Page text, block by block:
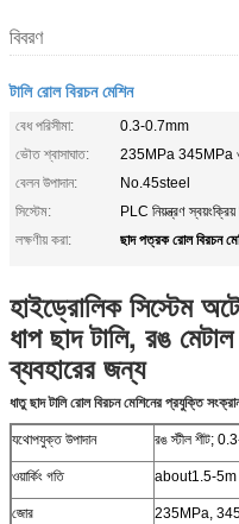
বিবরণ
টালি রোল বিরচন মেশিন
বেধ পরিসীমা:
0.3-0.7mm
ভৌত শ্বাসাঘাত:
235MPa 345MPa
বেলন উপাদান:
No.45steel
সিস্টেম:
PLC নিয়ন্ত্রণ স্বয়ংক্রিয়
লক্ষণীয় করা:
ছাদ পত্রক রোল বিরচন
হাইড্রোলিক সিস্টেম
ধাপ ছাদ টালি, রঙ
ব্যবহারের জন্য
ধাতু ছাদ টালি রোল বিরচন মেশিনের প্রযুক্তি
যথোপযুক্ত উপাদান রঙ স্টীল শীট;
ওয়ার্কিং গতি about1.5-5m /
জোর 235MPa,